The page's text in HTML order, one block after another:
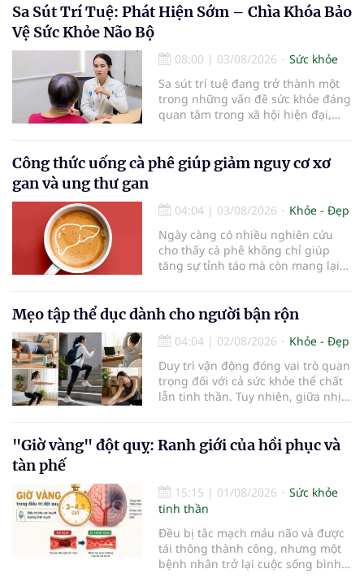
trẻ. Đây cũng là định hướng của
Trung tâm Nhãn nhi và Kiểm soát
Đô đưa vào hoạt động ngày 1/8.
Sa Sút Trí Tuệ: Phát Hiện Sớm – Chìa Khóa Bảo
Vệ Sức Khỏe Não Bộ
08:00 | 03/08/2026
Sức khỏe
Sa sút trí tuệ đang trở thành một
trong những vấn đề sức khỏe đáng
quan tâm trong xã hội hiện đại,
triệu người trên thế giới đang
sống chung với bệnh, trong đó
70% trường hợp.
Công thức uống cà phê giúp giảm nguy cơ xơ
gan và ung thư gan
04:04 | 03/08/2026
Khỏe - Đẹp
Ngày càng có nhiều nghiên cứu
cho thấy cà phê không chỉ giúp
tăng sự tỉnh táo mà còn mang lại
đóng vai trò lọc độc tố, chuyển hóa
thuốc và dự trữ nhiều vitamin,
khoáng chất thiết yếu nhưng cũng
rất dễ bị tổn thương…
Mẹo tập thể dục dành cho người bận rộn
04:04 | 02/08/2026
Khỏe - Đẹp
Duy trì vận động đóng vai trò quan
trọng đối với cả sức khỏe thể chất
lẫn tinh thần. Tuy nhiên, giữa nhịp
cho các hoạt động tập luyện
thường trở thành một thách thức
"Giờ vàng" đột quỵ: Ranh giới của hồi phục và
tàn phế
15:15 | 01/08/2026
Sức khỏe
tinh thần
Đều bị tắc mạch máu não và được
tái thông thành công, nhưng một
bệnh nhân trở lại cuộc sống bình